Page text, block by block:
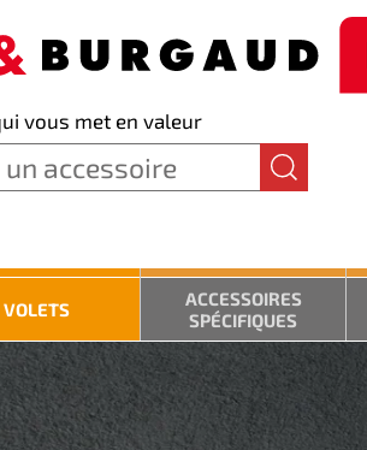
vous met en valeur
VOLETS
ACCESSOIRES
SPÉCIFIQUES